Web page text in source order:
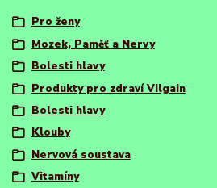
Pro ženy
Mozek, Paměť a Nervy
Bolesti hlavy
Produkty pro zdraví Vilgain
Bolesti hlavy
Klouby
Nervová soustava
Vitamíny